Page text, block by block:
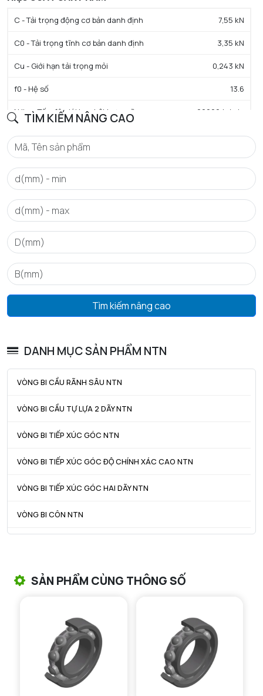
TÌM KIẾM NÂNG CAO
Tìm kiếm nâng cao
DANH MỤC SẢN PHẨM NTN
VÒNG BI CẦU RÃNH SÂU NTN
VÒNG BI CẦU TỰ LỰA 2 DÃY NTN
VÒNG BI TIẾP XÚC GÓC NTN
VÒNG BI TIẾP XÚC GÓC ĐỘ CHÍNH XÁC CAO NTN
VÒNG BI TIẾP XÚC GÓC HAI DÃY NTN
VÒNG BI CÔN NTN
VÒNG BI KIM NTN
VÒNG BI CHẶN TRỤC NTN
VÒNG BI LĂN TRỤ ĐẨY NTN
C - Tải trọng động cơ bản danh định 7,55 kN
C0 - Tải trọng tĩnh cơ bản danh định 3,35 kN
Cu - Giới hạn tải trọng mỏi 0,243 kN
f0 - Hệ số 13.6
N lim - Tốc độ giới hạn bôi trơn mỡ 20000 tr/min
Tmin - Nhiệt độ hoạt động tối thiểu -40 °C
Tmax - Nhiệt độ hoạt động tối đa 150 °C
GIỚI HẠN
da min - Đường kính vai tối thiểu IR
Da max - Đường kính vai tối đa OR 33 mm
ra max - Bán kính góc lượn tối đa trục & vỏ 0,3 mm
SẢN PHẨM CÙNG THÔNG SỐ